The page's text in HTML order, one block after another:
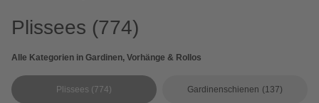
Plissees (774)
Alle Kategorien in Gardinen, Vorhänge & Rollos
Plissees (774) Gardinenschienen (137)